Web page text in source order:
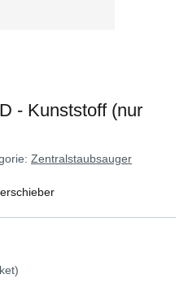
- Kunststoff (nur
Zentralstaubsauger